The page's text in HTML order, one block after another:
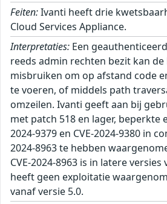
Feiten:Ivanti heeft drie
Cloud Services Appliance.
Interpretaties: Een
reeds admin rechten bezit kan
misbruiken om op afstand code
te voeren, of middels path
omzeilen. Ivanti geeft aan bij
met patch 518 en lager, beperkte
2024-9379 en CVE-2024-9380 in
2024-8963 te hebben
CVE-2024-8963 is in latere
heeft geen exploitatie
vanaf versie 5.0.